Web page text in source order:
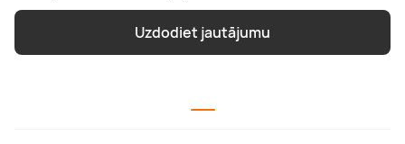
Uzdodiet jautājumu